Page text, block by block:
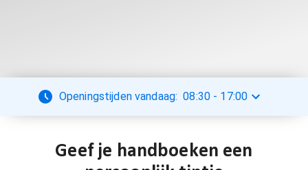
Openingstijden vandaag: 08:30 - 17:00
Geef je handboeken een